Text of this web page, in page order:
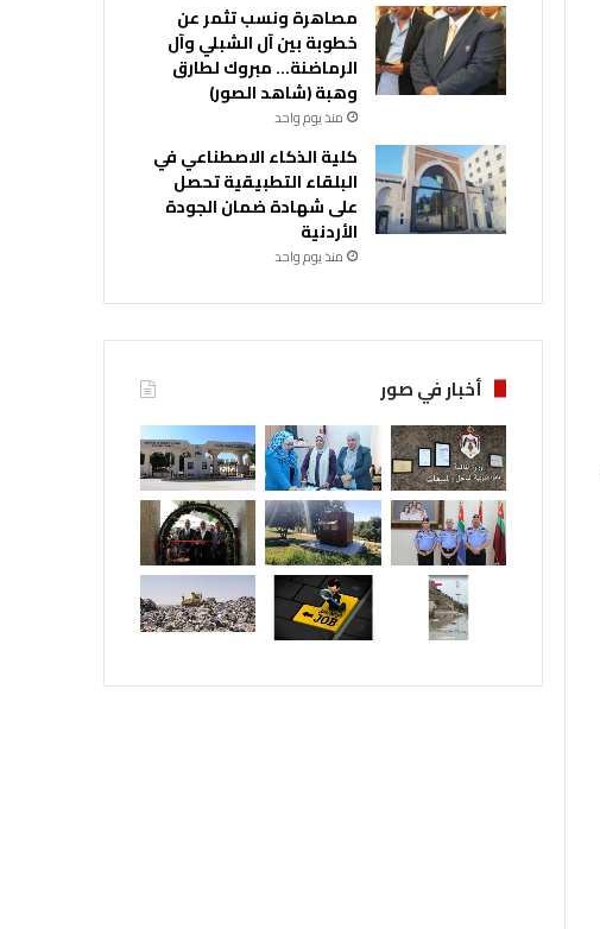
مصاهرة ونسب تثمر عن
خطوبة بين آل الشبلي وآل
الرماضنة… مبروك لطارق
وهبة (شاهد الصور)
منذ يوم واحد
كلية الذكاء الاصطناعي في
البلقاء التطبيقية تحصل
على شهادة ضمان الجودة
الأردنية
منذ يوم واحد
أخبار في صور